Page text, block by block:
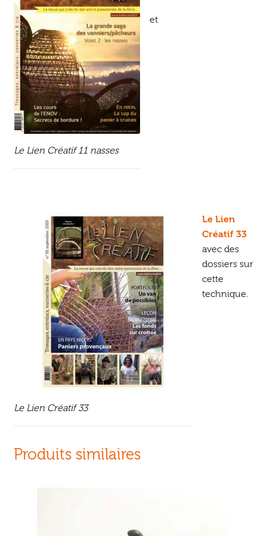
Le Lien Créatif 11 nasses
et
Le Lien Créatif 33
Le Lien
Créatif 33
avec des
dossiers sur
cette
technique.
Produits similaires